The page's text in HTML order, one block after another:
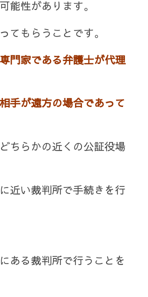
能性があります。
てもらうことです。
門家である弁護士が代理
相手が遠方の場合であって
ちらかの近くの公証役場
近い裁判所で手続きを行
ある裁判所で行うことを